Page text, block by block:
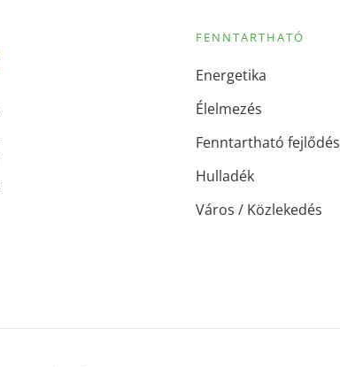
FENNTARTHATÓ
Energetika
Élelmezés
Fenntartható fejlődés
Hulladék
Város / Közlekedés